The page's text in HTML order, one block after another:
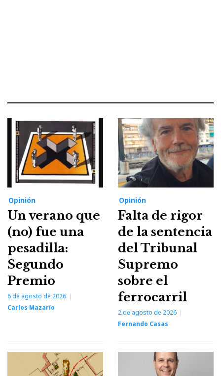
Opinión
Un verano que
(no) fue una
pesadilla:
Segundo
Premio
6 de agosto de 2026
Carlos Mazarío
Opinión
Falta de rigor
de la sentencia
del Tribunal
Supremo
sobre el
ferrocarril
2 de agosto de 2026
Fernando Casas